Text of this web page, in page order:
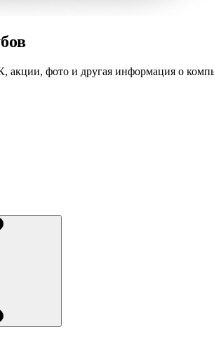
акции, фото и другая информация о